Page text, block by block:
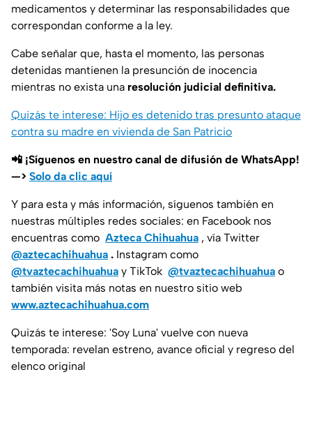
medicamentos y determinar las responsabilidades que
correspondan conforme a la ley.
Cabe señalar que, hasta el momento, las personas
detenidas mantienen la presunción de inocencia
mientras no exista una resolución judicial definitiva.
Quizás te interese: Hijo es detenido tras presunto ataque
contra su madre en vivienda de San Patricio
📲 ¡Síguenos en nuestro canal de difusión de WhatsApp!
—> Solo da clic aquí
Y para esta y más información, síguenos también en
nuestras múltiples redes sociales: en Facebook nos
encuentras como Azteca Chihuahua , vía Twitter
@aztecachihuahua . Instagram como
@tvaztecachihuahua y TikTok @tvaztecachihuahua o
también visita más notas en nuestro sitio web
www.aztecachihuahua.com
Quizás te interese: 'Soy Luna' vuelve con nueva
temporada: revelan estreno, avance oficial y regreso del
elenco original